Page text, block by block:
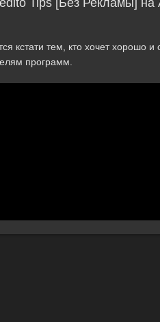
Tips [Без Рекламы]
кстати тем, кто хочет хорошо и
программ.